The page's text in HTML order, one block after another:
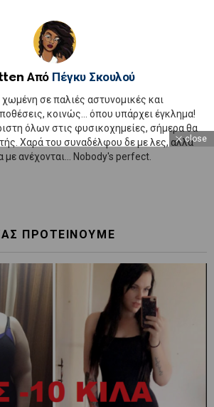
Από Πέγκυ Σκουλού
σε παλιές αστυνομικές και
κοινώς... όπου υπάρχει έγκλημα!
όλων στις φυσικοχημείες, σήμερα θα
Χαρά του συναδέλφου δε με λες, αλλά
με ανέχονται... Nobody's perfect.
ΠΡΟΤΕΙΝΟΥΜΕ
close